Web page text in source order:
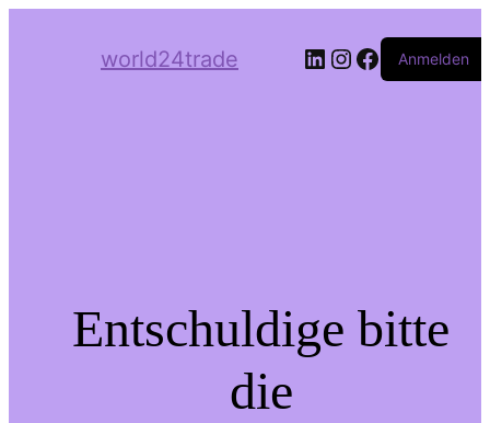
world24trade LinkedIn
Instagram
Facebook
Anmelden
Entschuldige bitte
die